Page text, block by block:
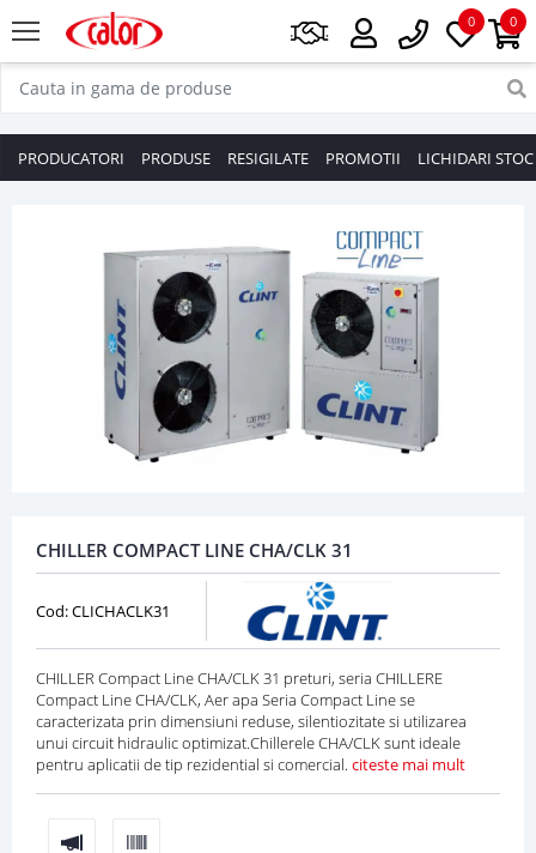
0
0
PRODUCATORI PRODUSE RESIGILATE PROMOTII LICHIDARI STOC
CHILLER COMPACT LINE CHA/CLK 31
Cod: CLICHACLK31
CHILLER Compact Line CHA/CLK 31 preturi, seria CHILLERE
Compact Line CHA/CLK, Aer apa Seria Compact Line se
caracterizata prin dimensiuni reduse, silentiozitate si utilizarea
unui circuit hidraulic optimizat.Chillerele CHA/CLK sunt ideale
pentru aplicatii de tip rezidential si comercial. citeste mai mult